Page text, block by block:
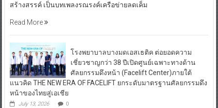
สร้างสรรค์ เป็นบทเพลงรณรงค์เครือข่ายลดเค็ม
Read More
โรงพยาบาลบางมดเอสเธติค ต่อยอดความ
เชี่ยวชาญกว่า 38 ปีเปิดศูนย์เฉพาะทางด้าน
ศัลยกรรมดึงหน้า (Facelift Center)ภายใต้
แนวคิด THE NEW ERA OF FACELIFT ยกระดับมาตรฐานศัลยกรรมดึง
หน้าของไทยสู่เอเชีย
July 13, 2026 0